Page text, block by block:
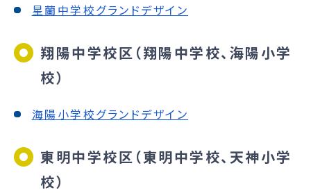
星蘭中学校グランドデザイン
翔陽中学校区（翔陽中学校、海陽小学
校）
海陽小学校グランドデザイン
東明中学校区（東明中学校、天神小学
校）